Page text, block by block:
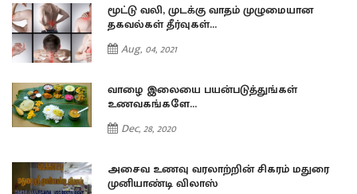
மூட்டு வலி, முடக்கு வாதம் முழுமையான
தகவல்கள் தீர்வுகள்...
Aug, 04, 2021
வாழை இலையை பயன்படுத்துங்கள்
உணவகங்களே...
Dec, 28, 2020
அசைவ உணவு வரலாற்றின் சிகரம் மதுரை
முனியாண்டி விலாஸ்